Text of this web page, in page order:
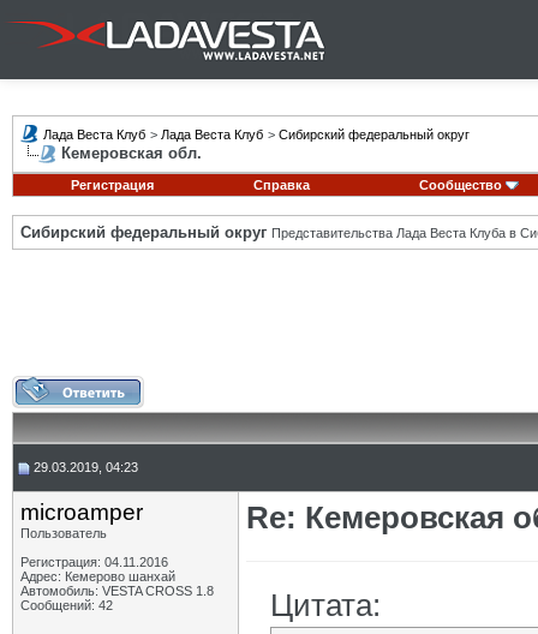
Лада Веста Клуб > Лада Веста Клуб > Сибирский федеральный округ
Кемеровская обл.
Регистрация Справка Сообщество
Сибирский федеральный округ Представительства Лада Веста Клуба в
29.03.2019, 04:23
microamper
Пользователь
Регистрация: 04.11.2016
Адрес: Кемерово шанхай
Автомобиль: VESTA CROSS 1.8
Сообщений: 42
Re: Кемеровская
Цитата: